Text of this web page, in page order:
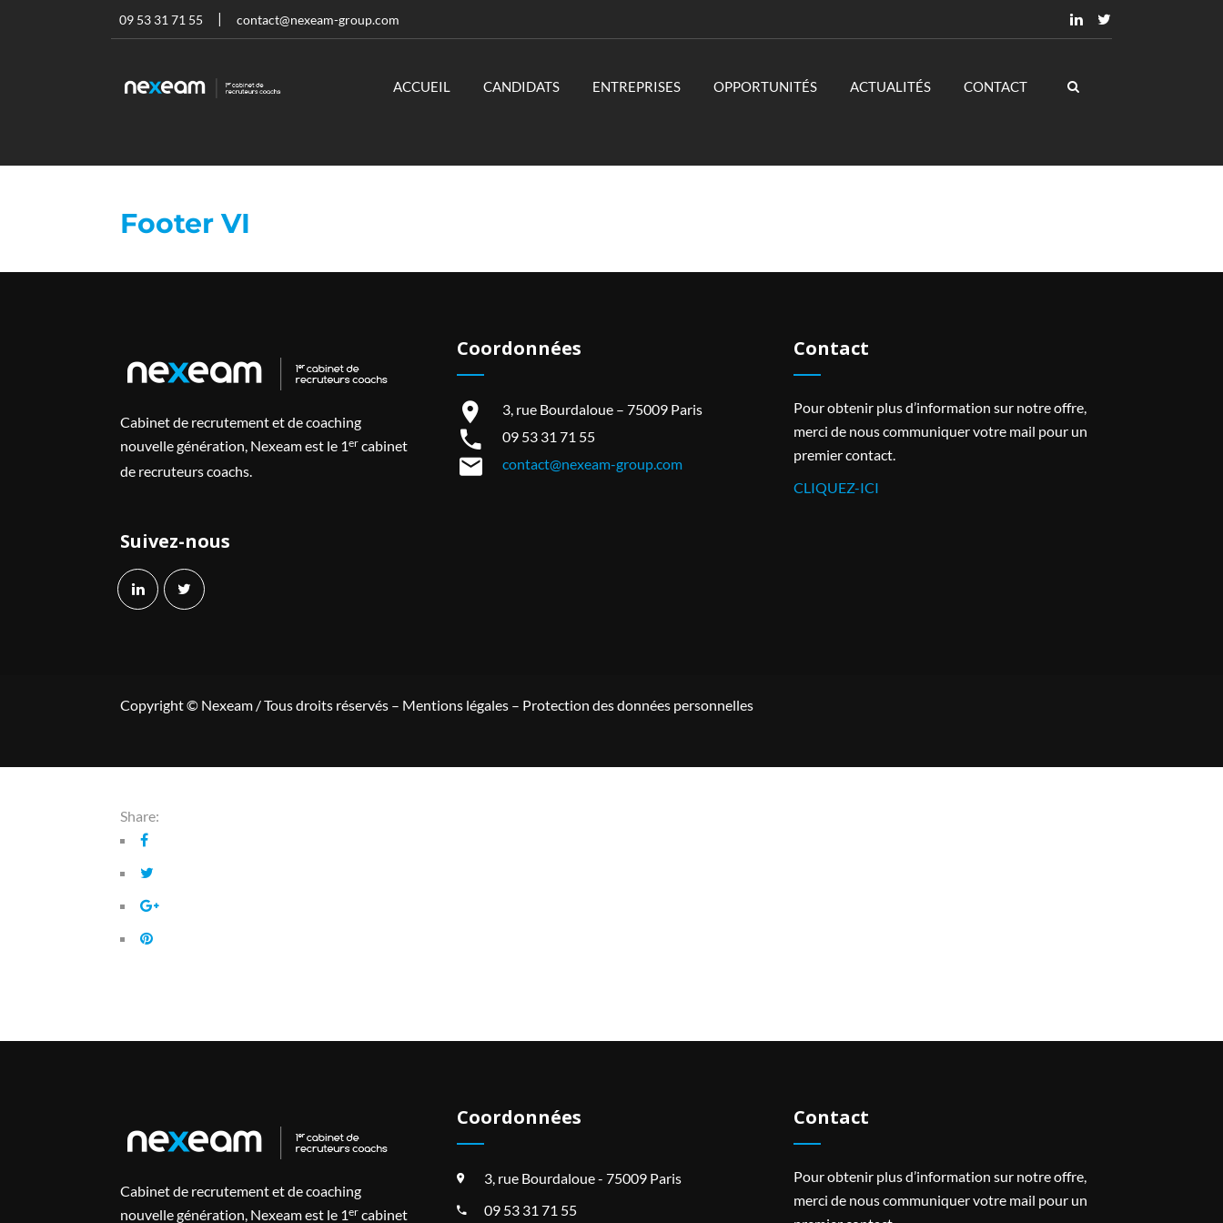
09 53 31 71 55 contact@nexeam-group.com
ACCUEIL CANDIDATS ENTREPRISES OPPORTUNITÉS ACTUALITÉS CONTACT
Footer VI
Cabinet de recrutement et de coaching
nouvelle génération, Nexeam est le 1er cabinet
de recruteurs coachs.
Suivez-nous
Coordonnées
3, rue Bourdaloue – 75009 Paris
09 53 31 71 55
contact@nexeam-group.com
Contact
Pour obtenir plus d’information sur notre offre,
merci de nous communiquer votre mail pour un
premier contact.
CLIQUEZ-ICI
Copyright © Nexeam / Tous droits réservés – Mentions légales – Protection des données personnelles
Share:
Cabinet de recrutement et de coaching
nouvelle génération, Nexeam est le 1er cabinet
Coordonnées
3, rue Bourdaloue - 75009 Paris
09 53 31 71 55
Contact
Pour obtenir plus d’information sur notre offre,
merci de nous communiquer votre mail pour un